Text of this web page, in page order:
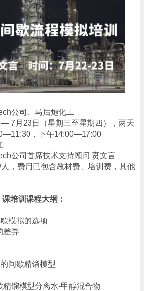
公司、马后炮化工
7月23日（星期三至星期四），两天
，下午14:00—17:00
公司首席技术支持顾问 贲文言
，费用已包含教材费、培训费，其他
课培训课程大纲：
模拟的选项
差异
间歇精馏模型
精馏模型分离水-甲醇混合物